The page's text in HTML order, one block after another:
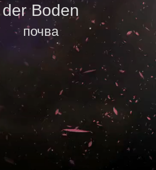
der Boden
почва